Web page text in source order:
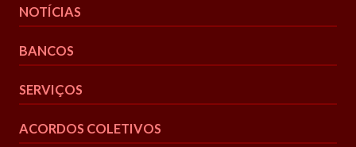
NOTÍCIAS
BANCOS
SERVIÇOS
ACORDOS COLETIVOS